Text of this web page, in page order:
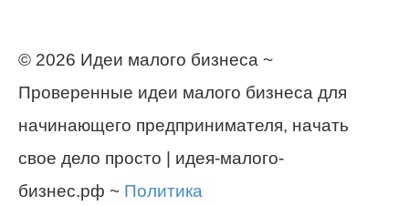
© 2026 Идеи малого бизнеса ~
Проверенные идеи малого бизнеса для
начинающего предпринимателя, начать
свое дело просто | идея-малого-
бизнес.рф ~ Политика